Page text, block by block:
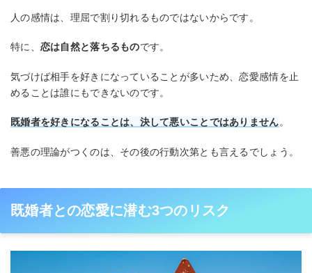
人の感情は、理屈で割り切れるものではないからです。
特に、 恋は自然と落ちるものです。
気づけば相手を好きになっていることが多いため、恋愛感情を止
めることは誰にもできないのです。
既婚者を好きになることは、決して悪いことではありません。
善悪の理論がつくのは、その後の行動次第とも言えるでしょう。
既婚者との恋愛に潜む3つのリスク